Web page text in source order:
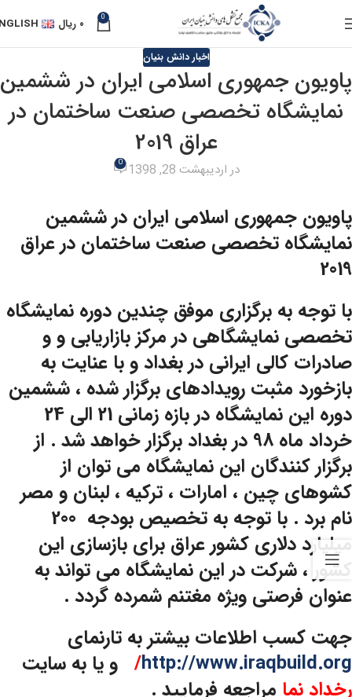
0 ۰ ریال
اخبار دانش بنیان
پاویون جمهوری اسلامی ایران در ششمین
نمایشگاه تخصصی صنعت ساختمان در
عراق 2019
در اردیبهشت 28, 1398 0
پاویون جمهوری اسلامی ایران در ششمین
نمایشگاه تخصصی صنعت ساختمان در عراق
2019
با توجه به برگزاری موفق چندین دوره نمایشگاه
تخصصی نمایشگاهی در مرکز بازاریابی و و
صادرات کالی ایرانی در بغداد و با عنایت به
بازخورد مثبت رویدادهای برگزار شده ، ششمین
دوره این نمایشگاه در بازه زمانی 21 الی 24
خرداد ماه 98 در بغداد برگزار خواهد شد . از
برگزار کنندگان این نمایشگاه می توان از
کشوهای چین ، امارات ، ترکیه ، لبنان و مصر
نام برد . با توجه به تخصیص بودجه 200
میلیارد دلاری کشور عراق برای بازسازی این
کشور ، شرکت در این نمایشگاه می تواند به
عنوان فرصتی ویژه مغتنم شمرده گردد .
جهت کسب اطلاعات بیشتر به تارنمای
http://www.iraqbuild.org
/ و یا به سایت
رخداد نما مراجعه فرمایید .